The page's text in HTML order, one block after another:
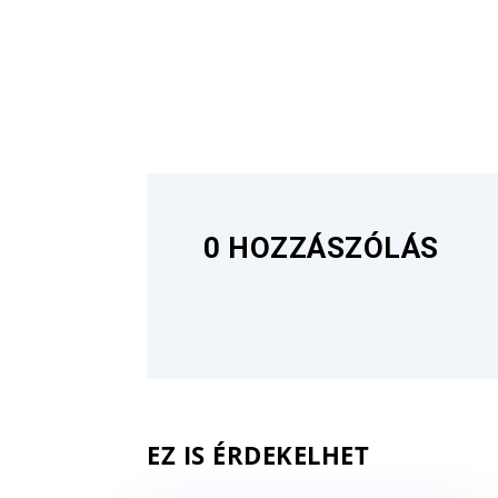
0 HOZZÁSZÓLÁS
EZ IS ÉRDEKELHET